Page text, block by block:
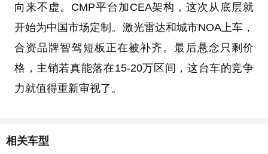
向来不虚。CMP平台加CEA架构，这次从底层就
开始为中国市场定制。激光雷达和城市NOA上车，
合资品牌智驾短板正在被补齐。最后悬念只剩价
格，主销若真能落在15-20万区间，这台车的竞争
力就值得重新审视了。
相关车型